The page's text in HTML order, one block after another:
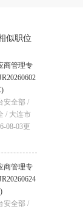
似职位
商管理专
安全部 /
/ 大连市
08-03更
商管理专
安全部 /